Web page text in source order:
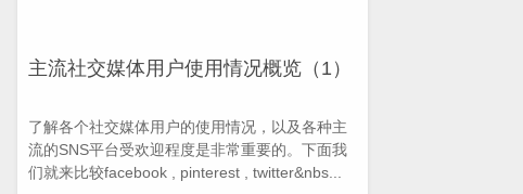
主流社交媒体用户使用情况概览（1）
了解各个社交媒体用户的使用情况，以及各种主
流的SNS平台受欢迎程度是非常重要的。下面我
们就来比较facebook , pinterest , twitter&nbs...